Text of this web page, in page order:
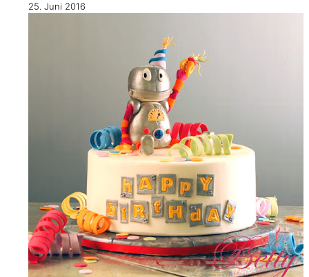
25. Juni 2016